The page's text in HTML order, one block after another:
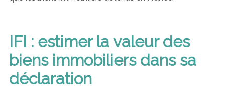
IFI : estimer la valeur des
biens immobiliers dans sa
déclaration